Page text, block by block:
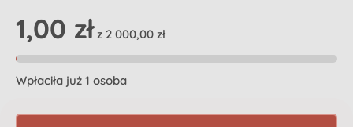
1,00 zł z 2 000,00 zł
Wpłaciła już 1 osoba